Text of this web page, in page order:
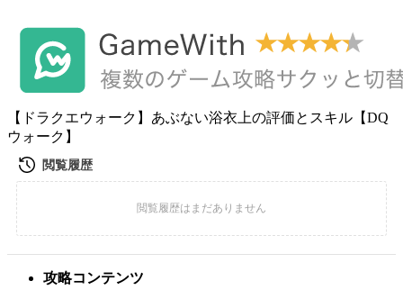
【ドラクエウォーク】あぶない浴衣上の評価とスキル【DQ
ウォーク】
攻略コンテンツ